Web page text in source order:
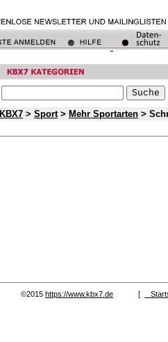
KBX7 > Sport> Mehr Sportarten >
©2015 https://www.kbx7.de [